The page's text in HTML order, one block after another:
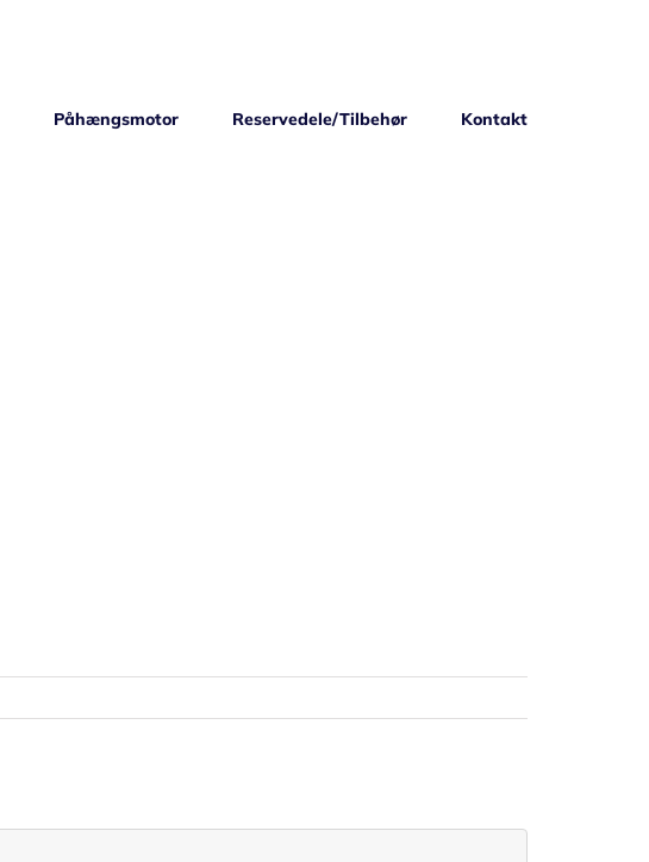
Påhængsmotor Reservedele/Tilbehør Kontakt